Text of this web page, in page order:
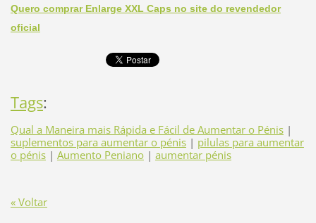
Quero comprar Enlarge XXL Caps no site do revendedor
oficial
Tags:
Qual a Maneira mais Rápida e Fácil de Aumentar o Pénis |
suplementos para aumentar o pénis | pilulas para aumentar
o pénis | Aumento Peniano | aumentar pénis
« Voltar